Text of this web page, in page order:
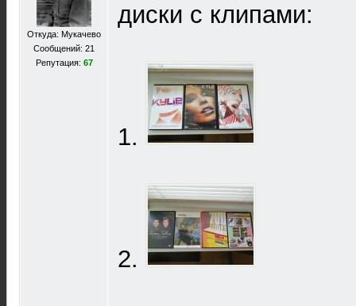
Откуда: Мукачево
Сообщений: 21
Репутация: 67
диски с клипами:
1.
2.